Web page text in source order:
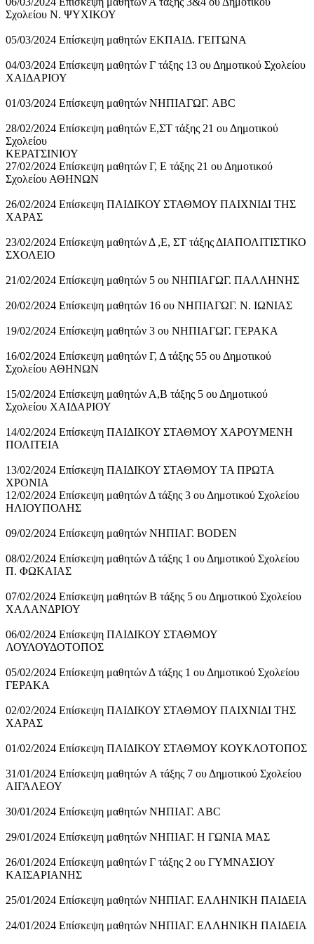
Σχολείου Ν. ΨΥΧΙΚΟΥ
05/03/2024 Επίσκεψη μαθητών ΕΚΠΑΙΔ. ΓΕΙΤΩΝΑ
04/03/2024 Επίσκεψη μαθητών Γ τάξης 13 ου Δημοτικού Σχολείου
ΧΑΙΔΑΡΙΟΥ
01/03/2024 Επίσκεψη μαθητών ΝΗΠΙΑΓΩΓ. ABC
28/02/2024 Επίσκεψη μαθητών Ε,ΣΤ τάξης 21 ου Δημοτικού
Σχολείου
ΚΕΡΑΤΣΙΝΙΟΥ
27/02/2024 Επίσκεψη μαθητών Γ, Ε τάξης 21 ου Δημοτικού
Σχολείου ΑΘΗΝΩΝ
26/02/2024 Επίσκεψη ΠΑΙΔΙΚΟΥ ΣΤΑΘΜΟΥ ΠΑΙΧΝΙΔΙ ΤΗΣ
ΧΑΡΑΣ
23/02/2024 Επίσκεψη μαθητών Δ ,Ε, ΣΤ τάξης ΔΙΑΠΟΛΙΤΙΣΤΙΚΟ
ΣΧΟΛΕΙΟ
21/02/2024 Επίσκεψη μαθητών 5 ου ΝΗΠΙΑΓΩΓ. ΠΑΛΛΗΝΗΣ
20/02/2024 Επίσκεψη μαθητών 16 ου ΝΗΠΙΑΓΩΓ. Ν. ΙΩΝΙΑΣ
19/02/2024 Επίσκεψη μαθητών 3 ου ΝΗΠΙΑΓΩΓ. ΓΕΡΑΚΑ
16/02/2024 Επίσκεψη μαθητών Γ, Δ τάξης 55 ου Δημοτικού
Σχολείου ΑΘΗΝΩΝ
15/02/2024 Επίσκεψη μαθητών Α,Β τάξης 5 ου Δημοτικού
Σχολείου ΧΑΙΔΑΡΙΟΥ
14/02/2024 Επίσκεψη ΠΑΙΔΙΚΟΥ ΣΤΑΘΜΟΥ ΧΑΡΟΥΜΕΝΗ
ΠΟΛΙΤΕΙΑ
13/02/2024 Επίσκεψη ΠΑΙΔΙΚΟΥ ΣΤΑΘΜΟΥ ΤΑ ΠΡΩΤΑ
ΧΡΟΝΙΑ
12/02/2024 Επίσκεψη μαθητών Δ τάξης 3 ου Δημοτικού Σχολείου
ΗΛΙΟΥΠΟΛΗΣ
09/02/2024 Επίσκεψη μαθητών ΝΗΠΙΑΓ. BODEN
08/02/2024 Επίσκεψη μαθητών Δ τάξης 1 ου Δημοτικού Σχολείου
Π. ΦΩΚΑΙΑΣ
07/02/2024 Επίσκεψη μαθητών Β τάξης 5 ου Δημοτικού Σχολείου
ΧΑΛΑΝΔΡΙΟΥ
06/02/2024 Επίσκεψη ΠΑΙΔΙΚΟΥ ΣΤΑΘΜΟΥ
ΛΟΥΛΟΥΔΟΤΟΠΟΣ
05/02/2024 Επίσκεψη μαθητών Δ τάξης 1 ου Δημοτικού Σχολείου
ΓΕΡΑΚΑ
02/02/2024 Επίσκεψη ΠΑΙΔΙΚΟΥ ΣΤΑΘΜΟΥ ΠΑΙΧΝΙΔΙ ΤΗΣ
ΧΑΡΑΣ
01/02/2024 Επίσκεψη ΠΑΙΔΙΚΟΥ ΣΤΑΘΜΟΥ ΚΟΥΚΛΟΤΟΠΟΣ
31/01/2024 Επίσκεψη μαθητών A τάξης 7 ου Δημοτικού Σχολείου
ΑΙΓΑΛΕΟΥ
30/01/2024 Επίσκεψη μαθητών ΝΗΠΙΑΓ. ABC
29/01/2024 Επίσκεψη μαθητών ΝΗΠΙΑΓ. Η ΓΩΝΙΑ ΜΑΣ
26/01/2024 Επίσκεψη μαθητών Γ τάξης 2 ου ΓΥΜΝΑΣΙΟΥ
ΚΑΙΣΑΡΙΑΝΗΣ
25/01/2024 Επίσκεψη μαθητών ΝΗΠΙΑΓ. ΕΛΛΗΝΙΚΗ ΠΑΙΔΕΙΑ
24/01/2024 Επίσκεψη μαθητών ΝΗΠΙΑΓ. ΕΛΛΗΝΙΚΗ ΠΑΙΔΕΙΑ